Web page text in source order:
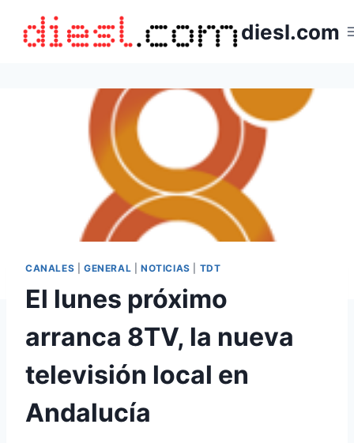
contenido
diesl.com
CANALES GENERAL NOTICIAS TDT
El lunes próximo
arranca 8TV, la nueva
televisión local en
Andalucía